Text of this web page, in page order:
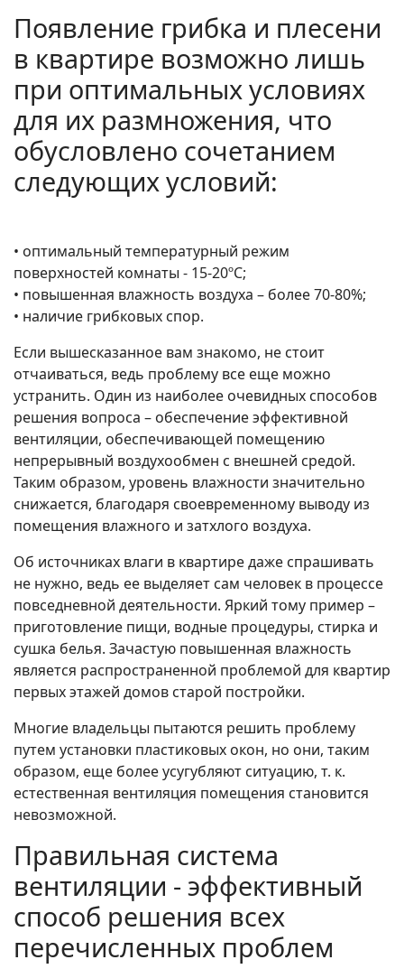
Появление грибка и плесени
в квартире возможно лишь
при оптимальных условиях
для их размножения, что
обусловлено сочетанием
следующих условий:
• оптимальный температурный режим
поверхностей комнаты - 15-20ºС;
• повышенная влажность воздуха – более 70-80%;
• наличие грибковых спор.
Если вышесказанное вам знакомо, не стоит
отчаиваться, ведь проблему все еще можно
устранить. Один из наиболее очевидных способов
решения вопроса – обеспечение эффективной
вентиляции, обеспечивающей помещению
непрерывный воздухообмен с внешней средой.
Таким образом, уровень влажности значительно
снижается, благодаря своевременному выводу из
помещения влажного и затхлого воздуха.
Об источниках влаги в квартире даже спрашивать
не нужно, ведь ее выделяет сам человек в процессе
повседневной деятельности. Яркий тому пример –
приготовление пищи, водные процедуры, стирка и
сушка белья. Зачастую повышенная влажность
является распространенной проблемой для квартир
первых этажей домов старой постройки.
Многие владельцы пытаются решить проблему
путем установки пластиковых окон, но они, таким
образом, еще более усугубляют ситуацию, т. к.
естественная вентиляция помещения становится
невозможной.
Правильная система
вентиляции - эффективный
способ решения всех
перечисленных проблем